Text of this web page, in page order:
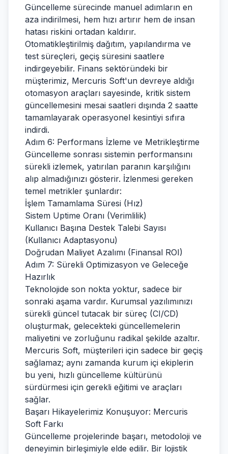
Güncelleme sürecinde manuel adımların en
aza indirilmesi, hem hızı artırır hem de insan
hatası riskini ortadan kaldırır.
Otomatikleştirilmiş dağıtım, yapılandırma ve
test süreçleri, geçiş süresini saatlere
indirgeyebilir. Finans sektöründeki bir
müşterimiz, Mercuris Soft'un devreye aldığı
otomasyon araçları sayesinde, kritik sistem
güncellemesini mesai saatleri dışında 2 saatte
tamamlayarak operasyonel kesintiyi sıfıra
indirdi.
Adım 6: Performans İzleme ve Metrikleştirme
Güncelleme sonrası sistemin performansını
sürekli izlemek, yatırılan paranın karşılığını
alıp almadığınızı gösterir. İzlenmesi gereken
temel metrikler şunlardır:
İşlem Tamamlama Süresi (Hız)
Sistem Uptime Oranı (Verimlilik)
Kullanıcı Başına Destek Talebi Sayısı
(Kullanıcı Adaptasyonu)
Doğrudan Maliyet Azalımı (Finansal ROI)
Adım 7: Sürekli Optimizasyon ve Geleceğe
Hazırlık
Teknolojide son nokta yoktur, sadece bir
sonraki aşama vardır. Kurumsal yazılımınızı
sürekli güncel tutacak bir süreç (CI/CD)
oluşturmak, gelecekteki güncellemelerin
maliyetini ve zorluğunu radikal şekilde azaltır.
Mercuris Soft, müşterileri için sadece bir geçiş
sağlamaz; aynı zamanda kurum içi ekiplerin
bu yeni, hızlı güncelleme kültürünü
sürdürmesi için gerekli eğitimi ve araçları
sağlar.
Başarı Hikayelerimiz Konuşuyor: Mercuris
Soft Farkı
Güncelleme projelerinde başarı, metodoloji ve
deneyimin birleşimiyle elde edilir. Bir lojistik